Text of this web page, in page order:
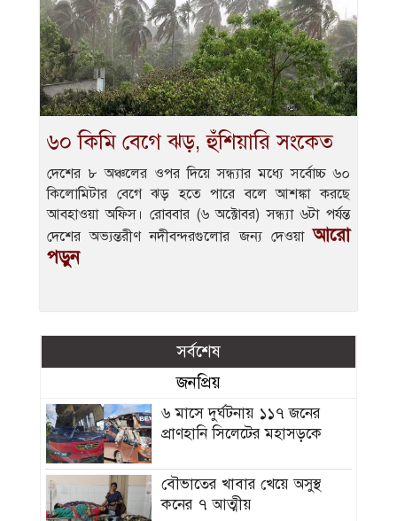
৬০ কিমি বেগে ঝড়, হুঁশিয়ারি সংকেত
দেশের ৮ অঞ্চলের ওপর দিয়ে সন্ধ্যার মধ্যে সর্বোচ্চ ৬০
কিলোমিটার বেগে ঝড় হতে পারে বলে আশঙ্কা করছে
আবহাওয়া অফিস। রোববার (৬ অক্টোবর) সন্ধ্যা ৬টা পর্যন্ত
দেশের অভ্যন্তরীণ নদীবন্দরগুলোর জন্য দেওয়া আরো
পড়ুন
সর্বশেষ
জনপ্রিয়
৬ মাসে দুর্ঘটনায় ১১৭ জনের
প্রাণহানি সিলেটের মহাসড়কে
বৌভাতের খাবার খেয়ে অসুস্থ
কনের ৭ আত্মীয়